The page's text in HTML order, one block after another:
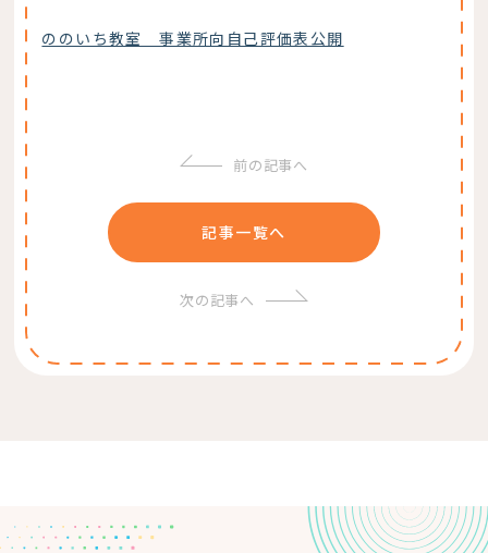
ののいち教室 事業所向自己評価表公開
前の記事へ
記事一覧へ
次の記事へ